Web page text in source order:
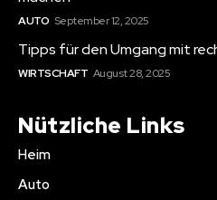
AUTO September 12, 2025
Tipps für den Umgang mit
WIRTSCHAFT August 28, 2025
Nützliche Links
Heim
Auto